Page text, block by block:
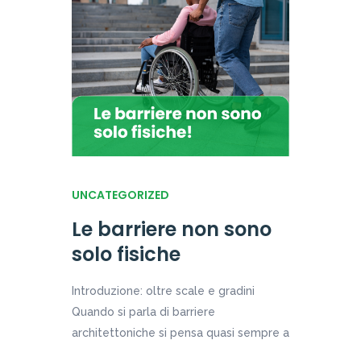
UNCATEGORIZED
Le barriere non sono
solo fisiche
Introduzione: oltre scale e gradini
Quando si parla di barriere
architettoniche si pensa quasi sempre a